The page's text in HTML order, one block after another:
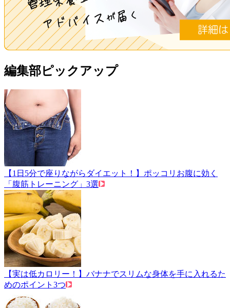
編集部ピックアップ
【1日5分で座りながらダイエット！】ポッコリお腹に効く
「腹筋トレーニング」3選
【実は低カロリー！】バナナでスリムな身体を手に入れるた
めのポイント3つ